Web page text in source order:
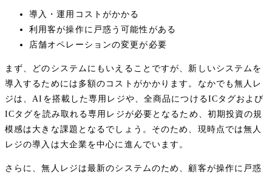
導入・運用コストがかかる
利用客が操作に戸惑う可能性がある
店舗オペレーションの変更が必要
まず、どのシステムにもいえることですが、新しいシステムを
導入するためには多額のコストがかかります。なかでも無人レ
ジは、AIを搭載した専用レジや、全商品につけるICタグおよび
ICタグを読み取れる専用レジが必要となるため、初期投資の規
模感は大きな課題となるでしょう。そのため、現時点では無人
レジの導入は大企業を中心に進んでいます。
さらに、無人レジは最新のシステムのため、顧客が操作に戸惑